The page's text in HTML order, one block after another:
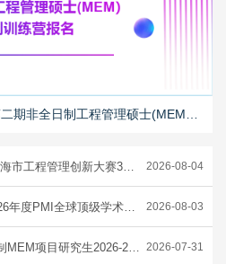
程管理创新大赛3项特等奖 2026-08-04
奖学金——Dr. Harold Kerzner Scholarship 2026-08-03
2027年秋季学期注册及开学注意事项 2026-07-31